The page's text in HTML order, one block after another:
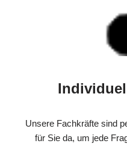
Unsere Fachkräfte sind
für Sie da, um jede